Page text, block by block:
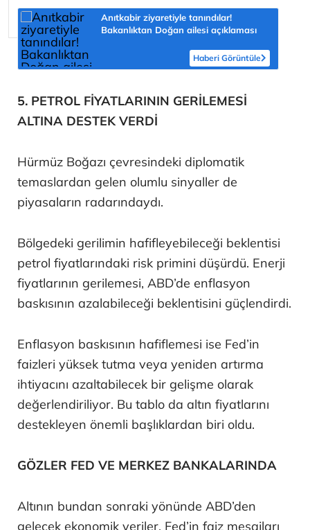
Anıtkabir ziyaretiyle tanındılar!
Bakanlıktan Doğan ailesi açıklaması
Haberi Görüntüle
5. PETROL FİYATLARININ GERİLEMESİ
ALTINA DESTEK VERDİ
Hürmüz Boğazı çevresindeki diplomatik
temaslardan gelen olumlu sinyaller de
piyasaların radarındaydı.
Bölgedeki gerilimin hafifleyebileceği beklentisi
petrol fiyatlarındaki risk primini düşürdü. Enerji
fiyatlarının gerilemesi, ABD’de enflasyon
baskısının azalabileceği beklentisini güçlendirdi.
Enflasyon baskısının hafiflemesi ise Fed’in
faizleri yüksek tutma veya yeniden artırma
ihtiyacını azaltabilecek bir gelişme olarak
değerlendiriliyor. Bu tablo da altın fiyatlarını
destekleyen önemli başlıklardan biri oldu.
GÖZLER FED VE MERKEZ BANKALARINDA
Altının bundan sonraki yönünde ABD’den
gelecek ekonomik veriler, Fed’in faiz mesajları